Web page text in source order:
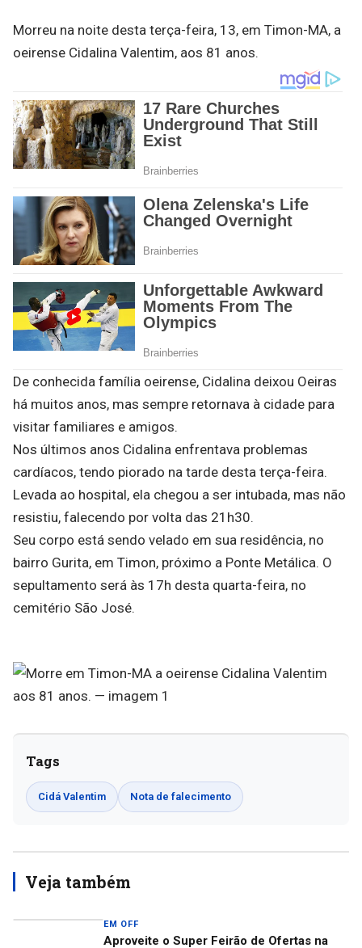
Morreu na noite desta terça-feira, 13, em Timon-MA, a
oeirense Cidalina Valentim, aos 81 anos.
De conhecida família oeirense, Cidalina deixou Oeiras
há muitos anos, mas sempre retornava à cidade para
visitar familiares e amigos.
Nos últimos anos Cidalina enfrentava problemas
cardíacos, tendo piorado na tarde desta terça-feira.
Levada ao hospital, ela chegou a ser intubada, mas não
resistiu, falecendo por volta das 21h30.
Seu corpo está sendo velado em sua residência, no
bairro Gurita, em Timon, próximo a Ponte Metálica. O
sepultamento será às 17h desta quarta-feira, no
cemitério São José.
Tags
Cidá Valentim Nota de falecimento
Veja também
EM OFF
Aproveite o Super Feirão de Ofertas na